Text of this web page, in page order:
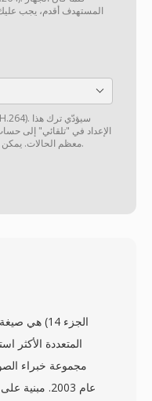
المستهدف أقدم، يجب
الإعداد في "تلقائي" إلى
معظم الحالات. يمكن.
المتعددة الأكثر
مجموعة خبراء